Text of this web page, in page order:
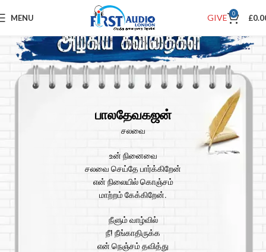
MENU GIVE 0 £
பாலதேவகஜன்
சலவை
உன் நினைவை
சலவை செய்தே பார்க்கிறேன்
என் நிலையில் கொஞ்சம்
மாற்றம் கேக்கிறேன்.
நீளும் வாழ்வில்
நீ! நீங்காதிருக்க
என் நெஞ்சம் தவித்து